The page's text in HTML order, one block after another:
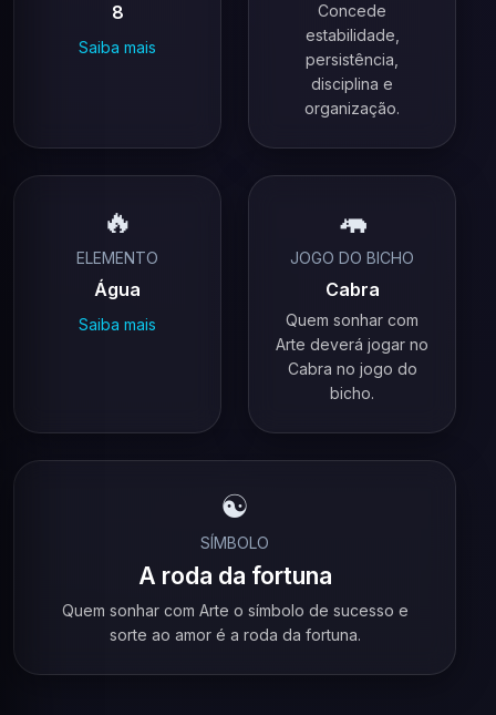
8
Saiba mais
Concede
estabilidade,
persistência,
disciplina e
organização.
🔥
ELEMENTO
Água
Saiba mais
🦛
JOGO DO BICHO
Cabra
Quem sonhar com
Arte deverá jogar no
Cabra no jogo do
bicho.
☯️
SÍMBOLO
A roda da fortuna
Quem sonhar com Arte o símbolo de sucesso e
sorte ao amor é a roda da fortuna.